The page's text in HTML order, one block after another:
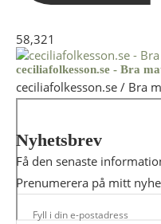
58,321
ceciliafolkesson.se - Bra
ceciliafolkesson.se / Bra
Nyhetsbrev
Få den senaste
Prenumerera på mitt